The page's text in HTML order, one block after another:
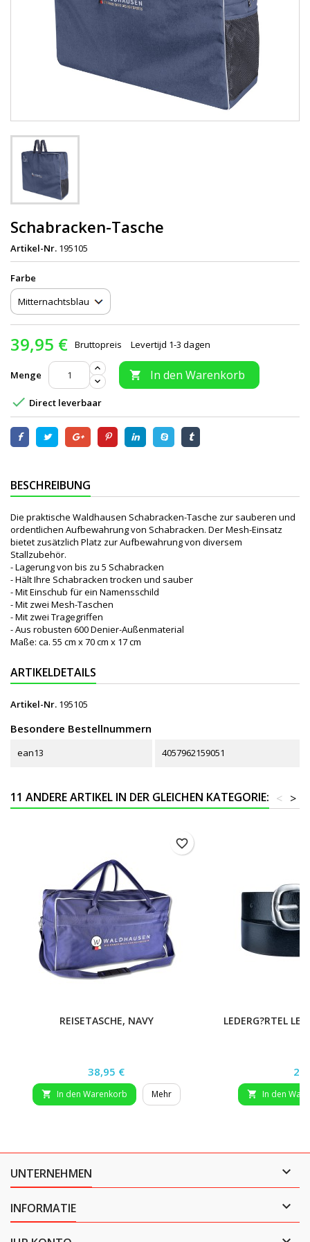
Schabracken-Tasche
Artikel-Nr. 195105
Farbe
39,95 € Bruttopreis Levertijd 1-3 dagen
Menge  In den Warenkorb
 Direct leverbaar
BESCHREIBUNG
Die praktische Waldhausen Schabracken-Tasche zur sauberen und
ordentlichen Aufbewahrung von Schabracken. Der Mesh-Einsatz
bietet zusätzlich Platz zur Aufbewahrung von diversem
Stallzubehör.
- Lagerung von bis zu 5 Schabracken
- Hält Ihre Schabracken trocken und sauber
- Mit Einschub für ein Namensschild
- Mit zwei Mesh-Taschen
- Mit zwei Tragegriffen
- Aus robusten 600 Denier-Außenmaterial
Maße: ca. 55 cm x 70 cm x 17 cm
ARTIKELDETAILS
Artikel-Nr. 195105
Besondere Bestellnummern
ean13 4057962159051
11 ANDERE ARTIKEL IN DER GLEICHEN KATEGORIE: >
<
REISETASCHE, NAVY
Preis
38,95 €
 In den Warenkorb Mehr
favorite_border
LEDERG?RTEL
 In den
UNTERNEHMEN 
INFORMATIE 